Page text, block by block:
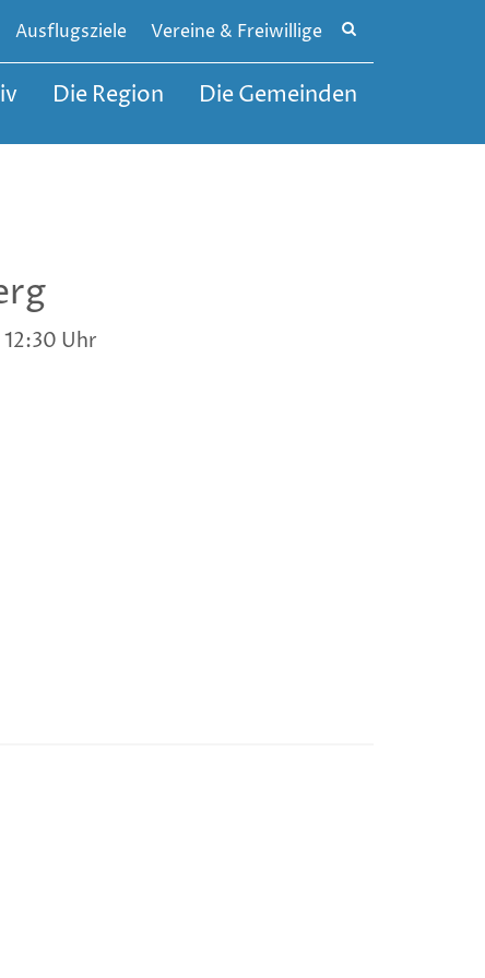
Ausflugsziele Vereine & Freiwillige
Site
toggle
Die Region Die Gemeinden
Uhr